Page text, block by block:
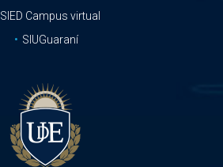
SIED Campus virtual
SIUGuaraní